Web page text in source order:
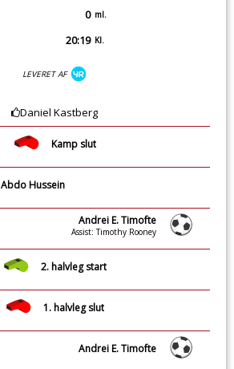
0 ml.
20:19 Kl.
LEVERET AF
Daniel Kastberg
Kamp slut
Abdo Hussein
Andrei E. Timofte
Assist: Timothy Rooney
2. halvleg start
1. halvleg slut
Andrei E. Timofte